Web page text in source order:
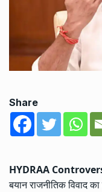
Share
HYDRAA
बयान राजनीतिक विवाद